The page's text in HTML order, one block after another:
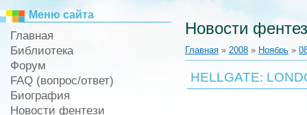
Меню сайта
Главная
Библиотека
Форум
FAQ (вопрос/ответ)
Биография
Новости фентези
Новости
Главная » 2008 » Ноябрь »
HELLGATE: